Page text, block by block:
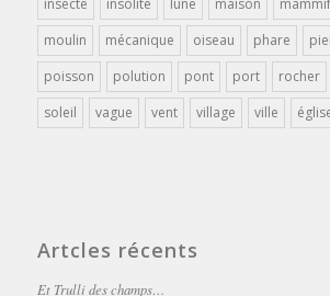
insecte
insolite lune maison
moulin
mécanique oiseau phare
poisson
polution pont port rocher
soleil
vague vent village ville
Artcles récents
Et Trulli des champs…